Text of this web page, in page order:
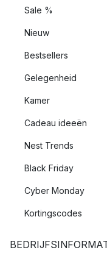
Sale %
Nieuw
Bestsellers
Gelegenheid
Kamer
Cadeau ideeën
Nest Trends
Black Friday
Cyber Monday
Kortingscodes